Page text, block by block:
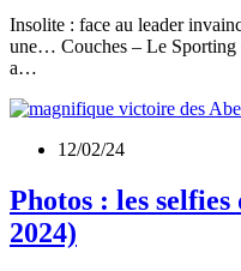
Insolite : face au leader
une… Couches – Le Sporting
a…
12/02/24
Photos : les
2024)